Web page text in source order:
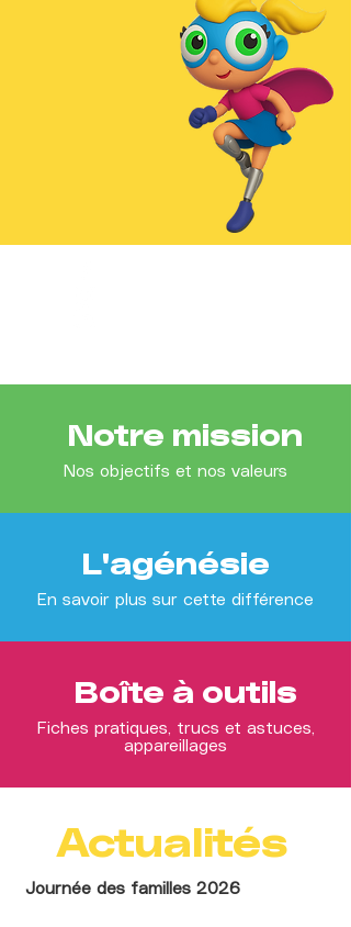
Notre mission
Nos objectifs et nos valeurs
L'agénésie
En savoir plus sur cette différence
Boîte à outils
Fiches pratiques, trucs et astuces,
appareillages
Actualités
Journée des familles 2026